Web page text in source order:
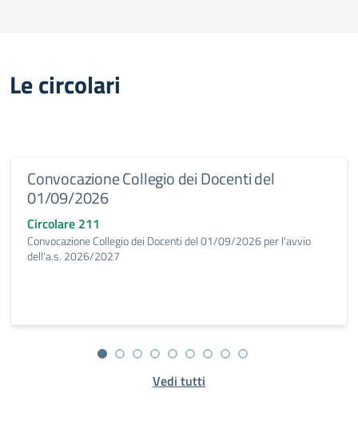
Le circolari
Convocazione Collegio dei Docenti del
01/09/2026
Circolare 211
Convocazione Collegio dei Docenti del 01/09/2026 per l'avvio
dell'a.s. 2026/2027
Vedi tutti